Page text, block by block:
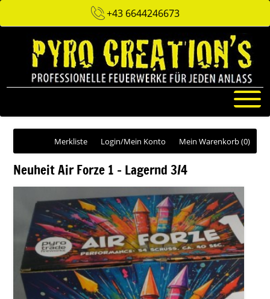
+43 6644246673
Mein Warenkorb(0)
Login/Mein Konto
Merkliste
Neuheit Air Forze 1 - Lagernd 3/4